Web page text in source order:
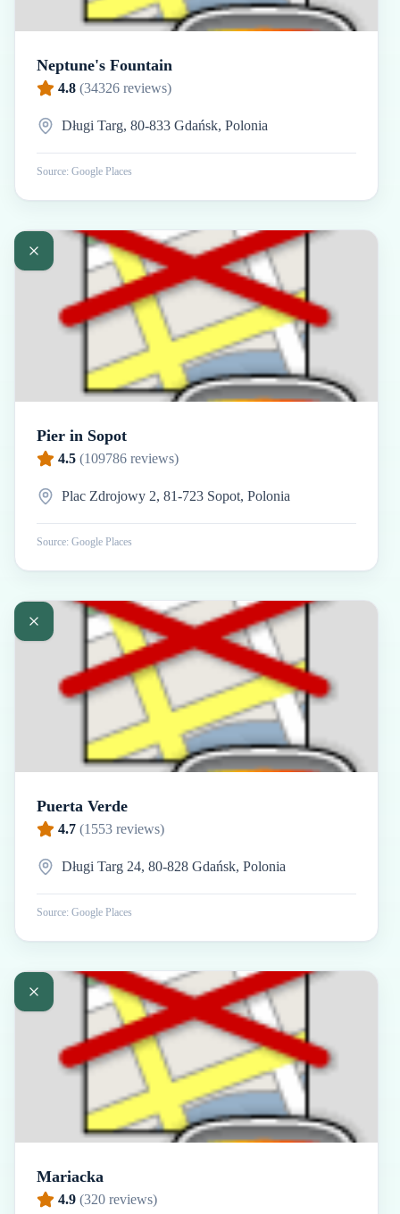
Neptune's Fountain
4.8 (34326 reviews)
Długi Targ, 80-833 Gdańsk, Polonia
Source: Google Places
Pier in Sopot
4.5 (109786 reviews)
Plac Zdrojowy 2, 81-723 Sopot, Polonia
Source: Google Places
Puerta Verde
4.7 (1553 reviews)
Długi Targ 24, 80-828 Gdańsk, Polonia
Source: Google Places
Mariacka
4.9 (320 reviews)